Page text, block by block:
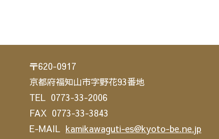
〒620-0917
京都府福知山市字野花93番地
TEL 0773-33-2006
FAX 0773-33-3843
E-MAIL kamikawaguti-es@kyoto-be.ne.jp